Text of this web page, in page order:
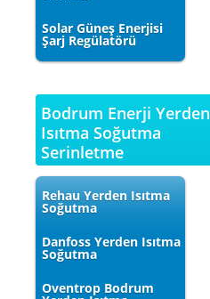
Solar Güneş Enerjisi
Şarj Regülatörü
Bodrum Enerji Yerden
Isıtma Soğutma
Serinletme
Rehau Yerden Isıtma
Soğutma
Danfoss Yerden Isıtma
Soğutma
Oventrop Bodrum